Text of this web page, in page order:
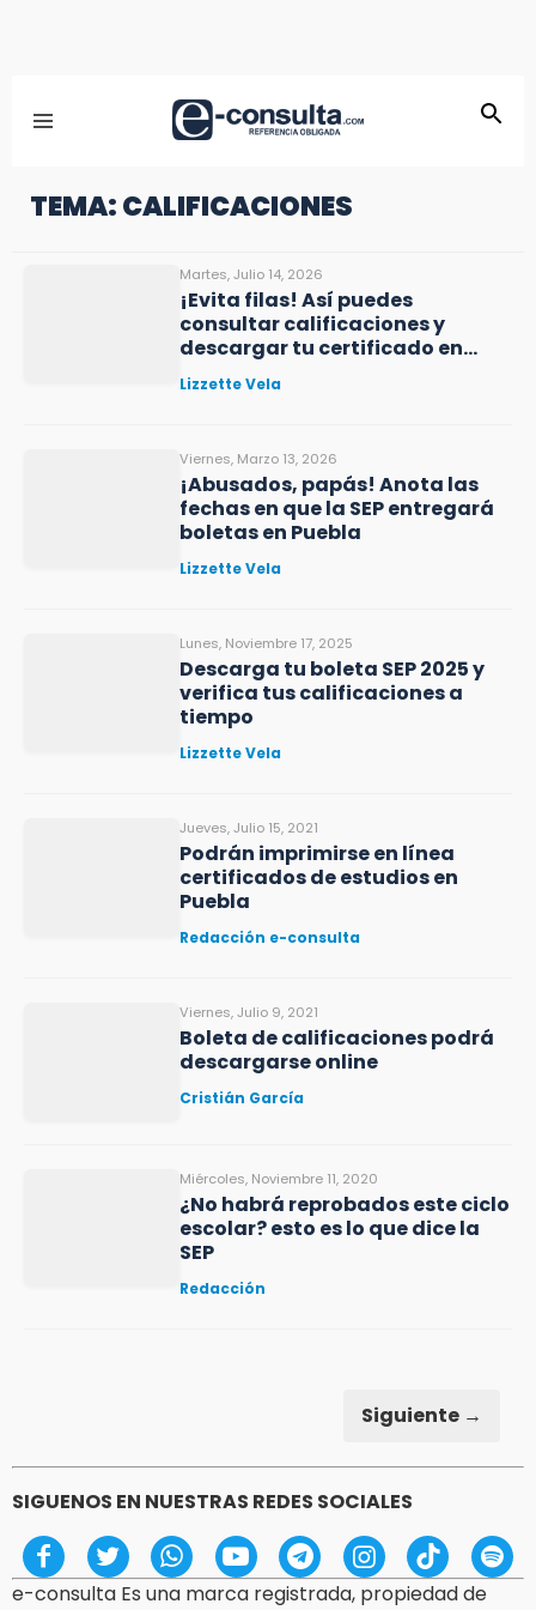
TEMA: CALIFICACIONES
Martes, Julio 14, 2026
¡Evita filas! Así puedes
consultar calificaciones y
descargar tu certificado en
Puebla
Lizzette Vela
Viernes, Marzo 13, 2026
¡Abusados, papás! Anota las
fechas en que la SEP entregará
boletas en Puebla
Lizzette Vela
Lunes, Noviembre 17, 2025
Descarga tu boleta SEP 2025 y
verifica tus calificaciones a
tiempo
Lizzette Vela
Jueves, Julio 15, 2021
Podrán imprimirse en línea
certificados de estudios en
Puebla
Redacción e-consulta
Viernes, Julio 9, 2021
Boleta de calificaciones podrá
descargarse online
Cristián García
Miércoles, Noviembre 11, 2020
¿No habrá reprobados este ciclo
escolar? esto es lo que dice la
SEP
Redacción
Siguiente →
SIGUENOS EN NUESTRAS REDES SOCIALES
e-consulta Es una marca registrada, propiedad de